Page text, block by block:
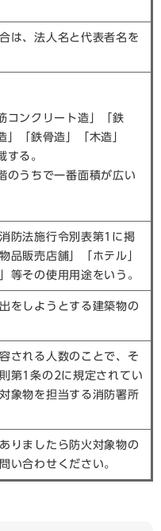
は、法人名と代表者名を
コンクリート造」「鉄
」「鉄骨造」「木造」
する。
のうちで一番面積が広い
防法施行令別表第1に掲
品販売店舗」「ホテル」
等その使用用途をいう。
をしようとする建築物の
される人数のことで、そ
第1条の2に規定されてい
象物を担当する消防署所
りましたら防火対象物の
い合わせください。